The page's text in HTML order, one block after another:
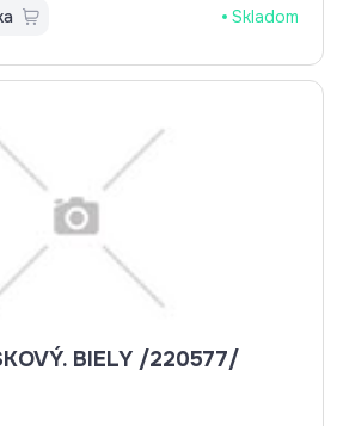
Skladom
BIELY /220577/